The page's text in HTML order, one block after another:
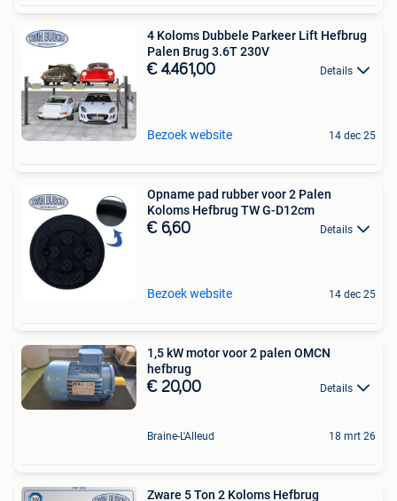
4 Koloms Dubbele Parkeer Lift Hefbrug
Palen Brug 3.6T 230V
€ 4.461,00 Details
Bezoek website 14 dec 25
Opname pad rubber voor 2 Palen
Koloms Hefbrug TW G-D12cm
€ 6,60 Details
Bezoek website 14 dec 25
1,5 kW motor voor 2 palen OMCN
hefbrug
€ 20,00 Details
Braine-L'Alleud 18 mrt 26
Zware 5 Ton 2 Koloms Hefbrug